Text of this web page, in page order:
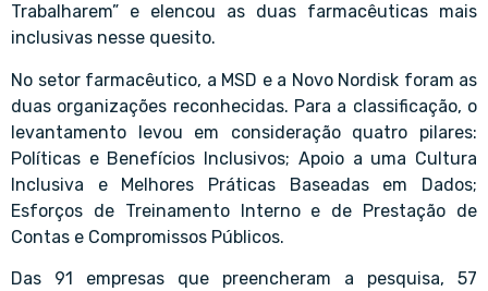
Trabalharem” e elencou as duas farmacêuticas mais
inclusivas nesse quesito.
No setor farmacêutico, a MSD e a Novo Nordisk foram as
duas organizações reconhecidas. Para a classificação, o
levantamento levou em consideração quatro pilares:
Políticas e Benefícios Inclusivos; Apoio a uma Cultura
Inclusiva e Melhores Práticas Baseadas em Dados;
Esforços de Treinamento Interno e de Prestação de
Contas e Compromissos Públicos.
Das 91 empresas que preencheram a pesquisa, 57